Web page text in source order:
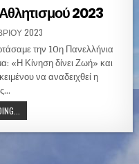
2023
2023
την 10η Πανελλήνια
«Η Κίνηση δίνει Ζωή» και
να αναδειχθεί η